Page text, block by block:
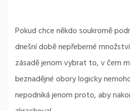
Pokud chce někdo soukromě
dnešní době nepřeberné
zásadě jenom vybrat to, v čem
beznadějné obory logicky
nepodniká jenom proto, aby